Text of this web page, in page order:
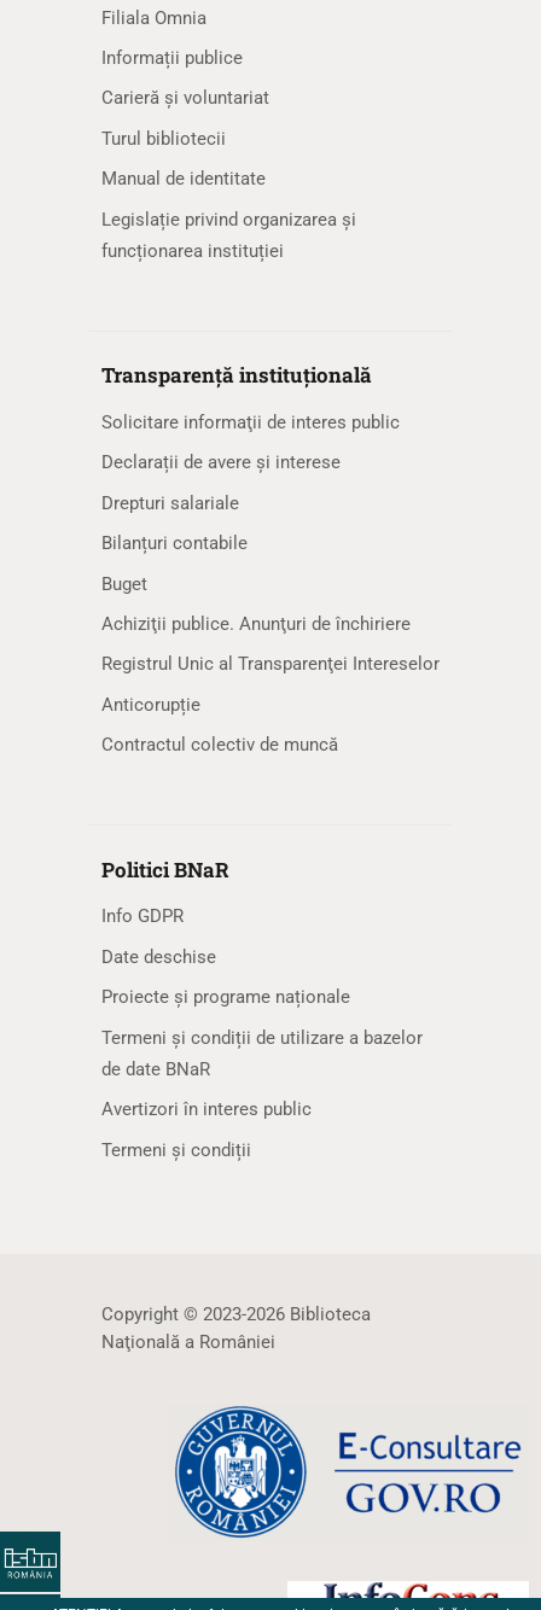
Filiala Omnia
Informații publice
Carieră și voluntariat
Turul bibliotecii
Manual de identitate
Legislație privind organizarea și
funcționarea instituției
Transparență instituțională
Solicitare informaţii de interes public
Declarații de avere și interese
Drepturi salariale
Bilanțuri contabile
Buget
Achiziţii publice. Anunţuri de închiriere
Registrul Unic al Transparenţei Intereselor
Anticorupție
Contractul colectiv de muncă
Politici BNaR
Info GDPR
Date deschise
Proiecte și programe naționale
Termeni și condiții de utilizare a bazelor
de date BNaR
Avertizori în interes public
Termeni și condiții
Copyright © 2023-2026 Biblioteca
Naţională a României